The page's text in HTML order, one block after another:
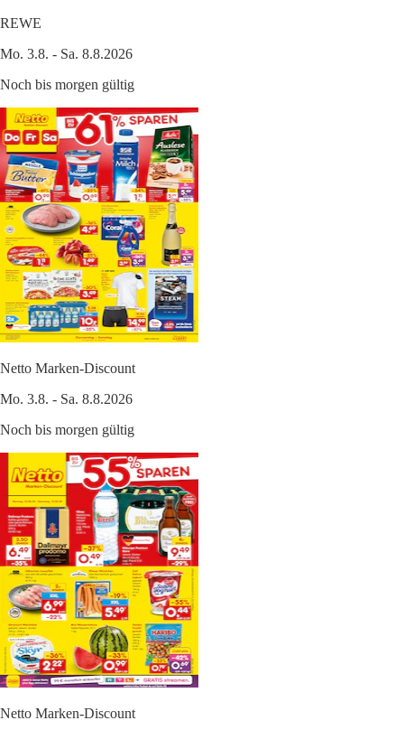
REWE
Mo. 3.8. - Sa. 8.8.2026
Noch bis morgen gültig
Netto Marken-Discount
Mo. 3.8. - Sa. 8.8.2026
Noch bis morgen gültig
Netto Marken-Discount